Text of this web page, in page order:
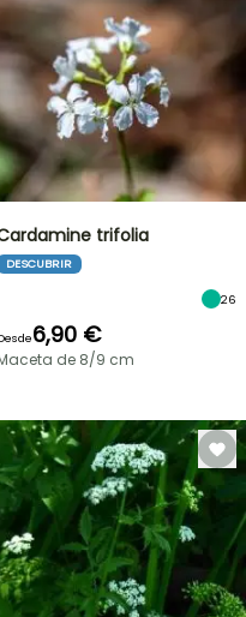
trifolia
DESCUBRIR
26
6,90 €
de 8/9 cm